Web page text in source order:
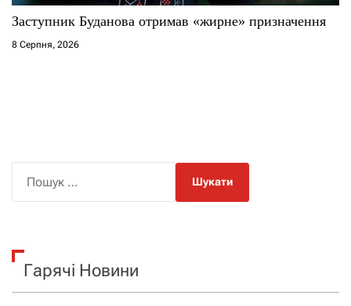
Заступник Буданова отримав «жирне» призначення
8 Серпня, 2026
к
Гарячі Новини